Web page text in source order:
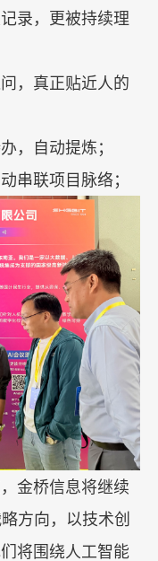
录，更被持续理
，真正贴近人的
，自动提炼；
串联项目脉络；
金桥信息将继续
方向，以技术创
将围绕人工智能